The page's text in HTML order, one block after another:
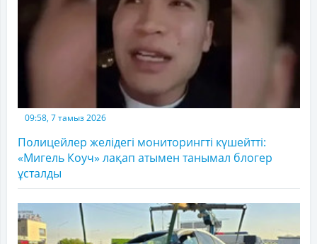
09:58, 7 тамыз 2026
Полицейлер желідегі мониторингті күшейтті:
«Мигель Коуч» лақап атымен танымал блогер
ұсталды